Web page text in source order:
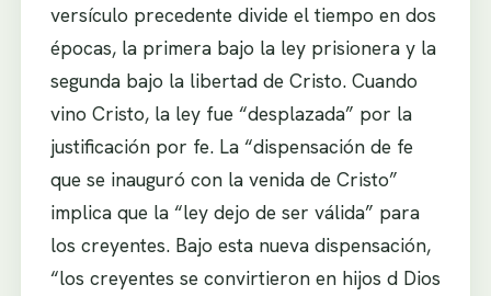
versículo precedente divide el tiempo en dos
épocas, la primera bajo la ley prisionera y la
segunda bajo la libertad de Cristo. Cuando
vino Cristo, la ley fue “desplazada” por la
justificación por fe. La “dispensación de fe
que se inauguró con la venida de Cristo”
implica que la “ley dejo de ser válida” para
los creyentes. Bajo esta nueva dispensación,
“los creyentes se convirtieron en hijos d Dios